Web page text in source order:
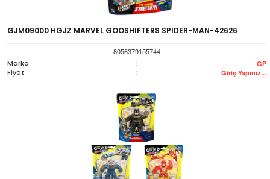
GJM09000 HGJZ MARVEL GOOSHIFTERS SPIDER-MAN-42626
8056379155744
Marka
: GP
Fiyat : Giriş Yapınız...